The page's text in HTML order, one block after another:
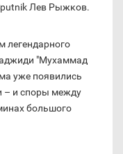
Лев Рыжков.
легендарного
"Мухаммад
уже появились
– и споры между
большого